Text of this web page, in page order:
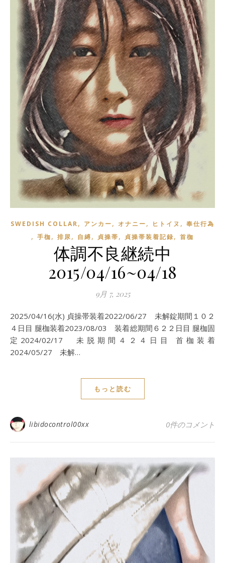
SWEDISH COLLAR, アンカー, オナニー, ヒトイヌ , 奉仕行為
, 手枷, 排尿, 自縛, 貞操帯, 貞操帯装着記録, 首枷
体調不良継続中
2015/04/16~04/18
9月 7, 2025
2025/04/16(水) 貞操帯装着2022/06/27 未解錠期間１０２
４日目 腿枷装着2023/08/03 装着総期間６２２日目 腿枷固
定2024/02/17 未脱期間４２４日目 首枷装着
2024/05/27 未解…
もっと読む
libidocontrol00xx 0件のコメント